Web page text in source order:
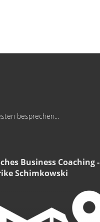
besprechen...
Business Coaching -
Schimkowski